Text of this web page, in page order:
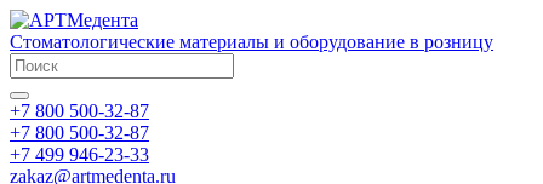
Стоматологические материалы и оборудование в розницу
+7 800 500-32-87
+7 800 500-32-87
+7 499 946-23-33
zakaz@artmedenta.ru